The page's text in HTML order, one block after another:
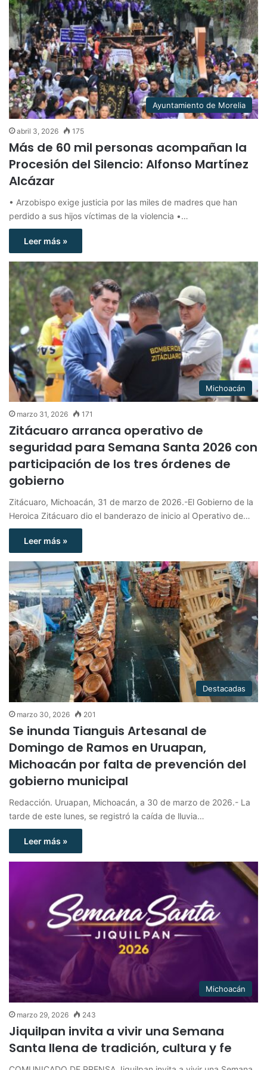
Ayuntamiento de Morelia
abril 3, 2026 175
Más de 60 mil personas acompañan la
Procesión del Silencio: Alfonso Martínez
Alcázar
• Arzobispo exige justicia por las miles de madres que han
perdido a sus hijos víctimas de la violencia •…
Leer más »
Michoacán
marzo 31, 2026 171
Zitácuaro arranca operativo de
seguridad para Semana Santa 2026 con
participación de los tres órdenes de
gobierno
Zitácuaro, Michoacán, 31 de marzo de 2026.-El Gobierno de la
Heroica Zitácuaro dio el banderazo de inicio al Operativo de…
Leer más »
Destacadas
marzo 30, 2026 201
Se inunda Tianguis Artesanal de
Domingo de Ramos en Uruapan,
Michoacán por falta de prevención del
gobierno municipal
Redacción. Uruapan, Michoacán, a 30 de marzo de 2026.- La
tarde de este lunes, se registró la caída de lluvia…
Leer más »
Michoacán
marzo 29, 2026 243
Jiquilpan invita a vivir una Semana
Santa llena de tradición, cultura y fe